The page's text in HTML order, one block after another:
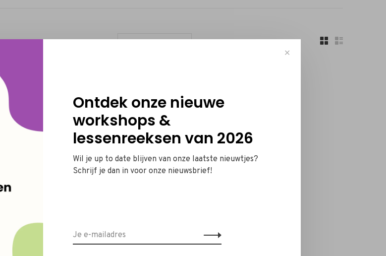
Geen producten gevonden!...
✕
Ontdek onze nieuwe
workshops &
lessenreeksen van 2026
Wil je up to date blijven van onze laatste nieuwtjes?
Schrijf je dan in voor onze nieuwsbrief!